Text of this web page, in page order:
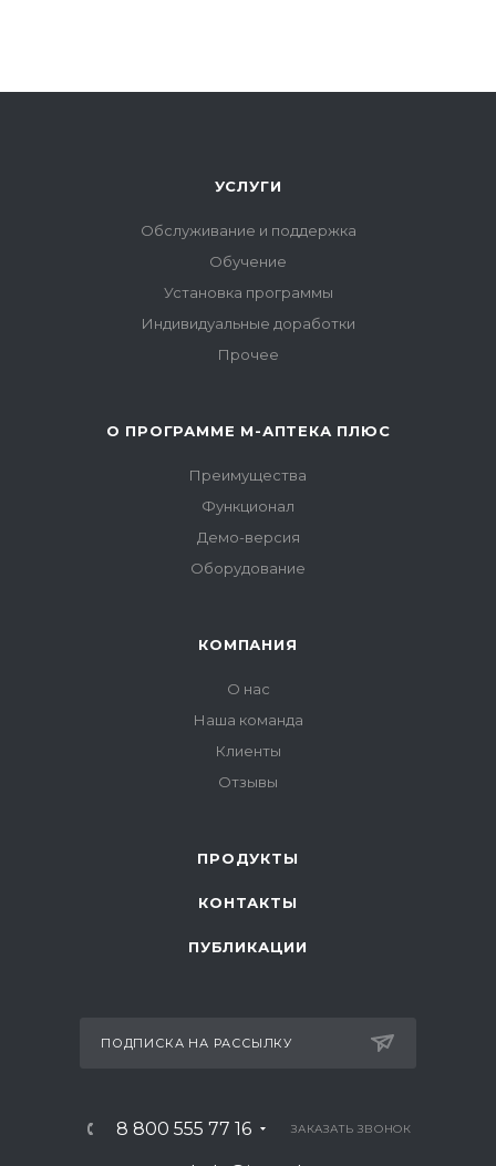
УСЛУГИ
Обслуживание и поддержка
Обучение
Установка программы
Индивидуальные доработки
Прочее
О ПРОГРАММЕ М-АПТЕКА ПЛЮС
Преимущества
Функционал
Демо-версия
Оборудование
КОМПАНИЯ
О нас
Наша команда
Клиенты
Отзывы
ПРОДУКТЫ
КОНТАКТЫ
ПУБЛИКАЦИИ
ПОДПИСКА НА РАССЫЛКУ
8 800 555 77 16 ЗАКАЗАТЬ ЗВОНОК